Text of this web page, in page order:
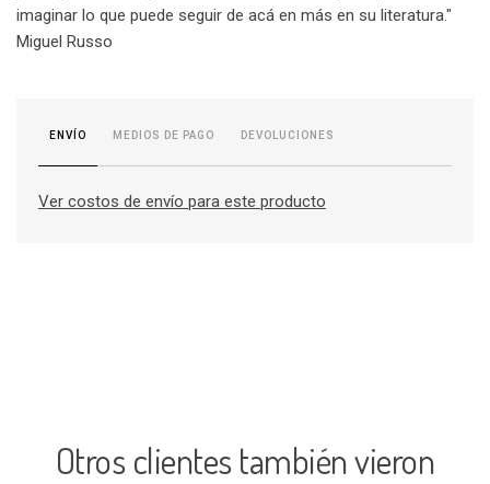
imaginar lo que puede seguir de acá en más en su literatura."
Miguel Russo
ENVÍO MEDIOS DE PAGO DEVOLUCIONES
Ver costos de envío para este producto
Otros clientes también vieron